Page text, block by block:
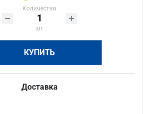
Количество
шт
КУПИТЬ
Доставка